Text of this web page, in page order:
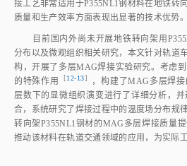
接工艺非常适用于P355NL1钢材料在地铁转
质量和生产效率方面表现出显著的技术优势。
目前国内外尚未开展地铁转向架用
分布以及微观组织相关研究，本文针对轨道
构，开展了多层MAG焊接实验研究。考虑
的特殊作用 ［12‑13］
，构建了MAG多层焊
层数下的显微组织演变进行了详细分析，
合，系统研究了焊接过程中的温度场分布规
转向架P355NL1钢材的MAG多层焊接质量
推动该材料在轨道交通领域的应用，为实际